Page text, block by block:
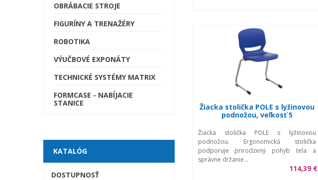
OBRÁBACIE STROJE
FIGURÍNY A TRENAŽÉRY
ROBOTIKA
VÝUČBOVÉ EXPONÁTY
TECHNICKÉ SYSTÉMY MATRIX
FORMCASE - NABÍJACIE
STANICE
KATALÓG
DOSTUPNOSŤ
Žiacka stolička POLE s lyžinovou
podnožou, veľkosť 5
Žiacka stolička POLE s lyžinovou
podnožou. Ergonomická stolička
podporuje prirodzený pohyb tela a
správne držanie...
114,39 €